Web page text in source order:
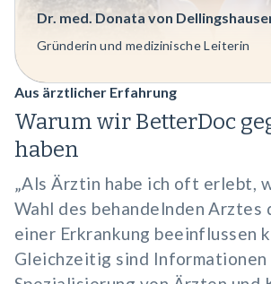
Dr. med. Donata von
Gründerin und medizinische Leiterin
Aus ärztlicher Erfahrung
Warum wir BetterDoc
haben
„Als Ärztin habe ich oft erlebt,
Wahl des behandelnden Arztes
einer Erkrankung beeinflussen
Gleichzeitig sind Informationen